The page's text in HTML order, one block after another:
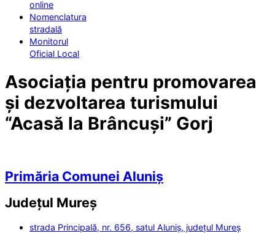
online
Nomenclatura
stradală
Monitorul
Oficial Local
Asociația pentru promovarea
și dezvoltarea turismului
“Acasă la Brâncuși” Gorj
Primăria Comunei Aluniș
Județul Mureș
strada Principală, nr. 656, satul Aluniș, județul Mureș